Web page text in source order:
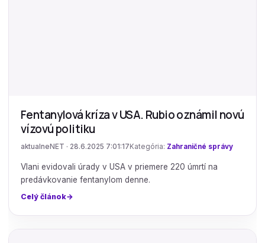
Fentanylová kríza v USA. Rubio oznámil novú
vízovú politiku
aktualneNET · 28.6.2025 7:01:17 Kategória: Zahraničné správy
Vlani evidovali úrady v USA v priemere 220 úmrtí na
predávkovanie fentanylom denne.
Celý článok